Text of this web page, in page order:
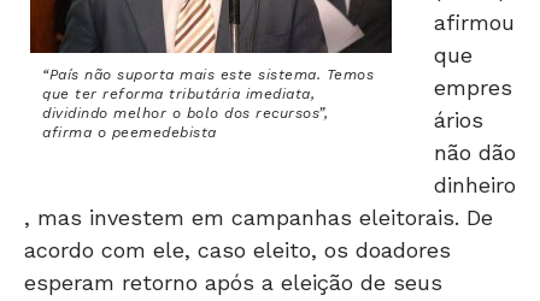
“País não suporta mais este sistema. Temos
que ter reforma tributária imediata,
dividindo melhor o bolo dos recursos”,
afirma o peemedebista
que
empres
ários
não dão
dinheiro
, mas investem em campanhas eleitorais. De
acordo com ele, caso eleito, os doadores
esperam retorno após a eleição de seus
candidatos.